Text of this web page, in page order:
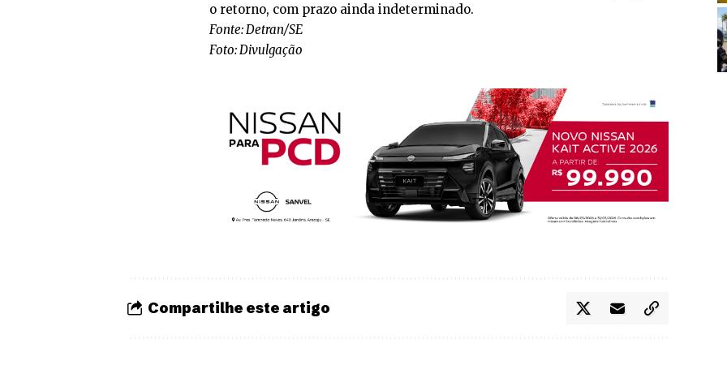
o retorno, com prazo ainda indeterminado.
Fonte: Detran/SE
Foto: Divulgação
Compartilhe este artigo